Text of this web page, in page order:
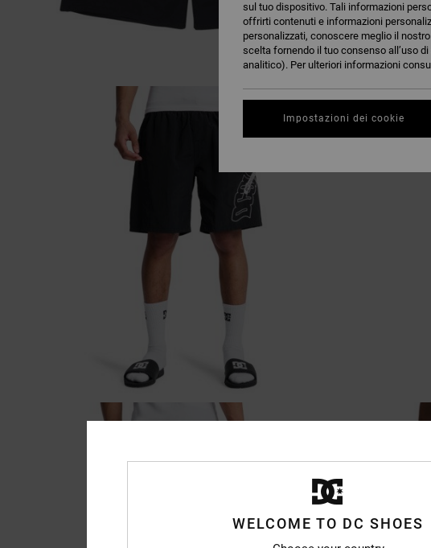
WELCOME TO DC SHOES
sul tuo dispositivo. Tali informazioni
offrirti contenuti e informazioni
personalizzati, conoscere meglio il
scelta fornendo il tuo consenso all’uso
analitico). Per ulteriori informazioni
Impostazioni dei cookie